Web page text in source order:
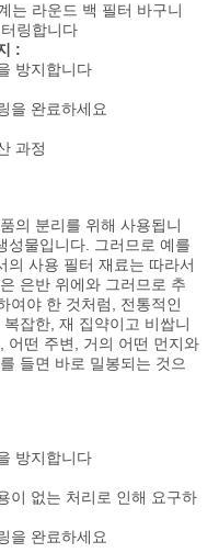
는 라운드 백 필터 바구니
링합니다
:
방지합니다
을 완료하세요
과정
의 분리를 위해 사용됩니
성물입니다. 그러므로 예를
의 사용 필터 재료는 따라서
은반 위에와 그러므로 추
여야 한 것처럼, 전통적인
잡한, 재 집약이고 비쌉니
어떤 주변, 거의 어떤 먼지와
들면 바로 밀봉되는 것으
방지합니다
이 없는 처리로 인해 요구하
을 완료하세요